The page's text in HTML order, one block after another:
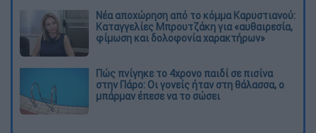
Νέα αποχώρηση από το κόμμα Καρυστιανού:
Καταγγελίες Μπρουτζάκη για «αυθαιρεσία,
φίμωση και δολοφονία χαρακτήρων»
Πώς πνίγηκε το 4χρονο παιδί σε πισίνα
στην Πάρο: Οι γονείς ήταν στη θάλασσα, ο
μπάρμαν έπεσε να το σώσει